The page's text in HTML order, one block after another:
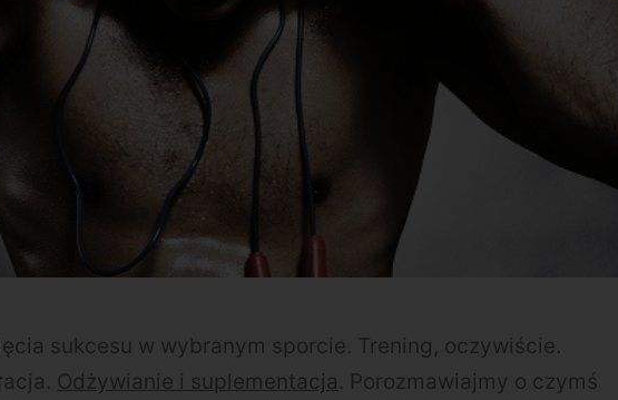
sukcesu w wybranym sporcie. Trening, oczywiście.
Odżywianie i suplementacja. Porozmawiajmy o czymś